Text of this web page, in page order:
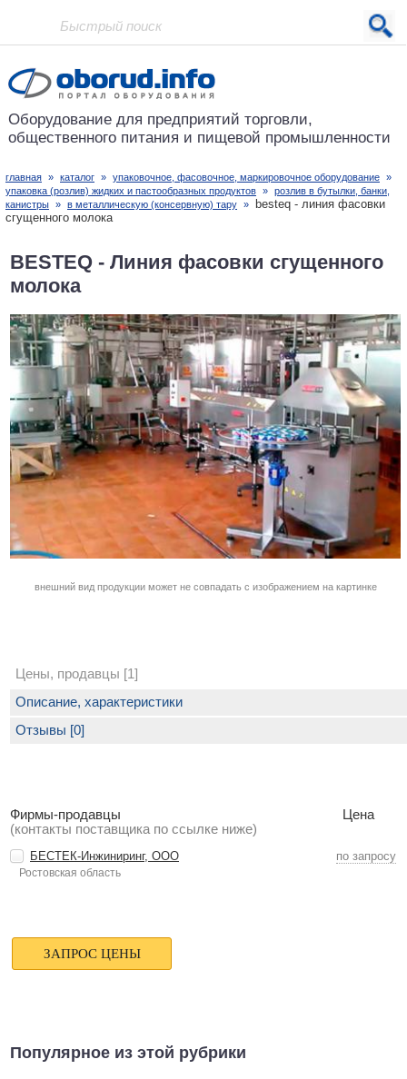
Проект основан в 2001 году
Оборудование для предприятий торговли,
общественного питания и пищевой промышленности
главная » каталог » упаковочное, фасовочное, маркировочное оборудование »
упаковка (розлив) жидких и пастообразных продуктов » розлив в бутылки, банки,
канистры » в металлическую (консервную) тару »
besteq - линия фасовки
сгущенного молока
BESTEQ - Линия фасовки сгущенного
молока
внешний вид продукции может не совпадать с изображением на картинке
Цены, продавцы [1]
Фирмы-продавцы
(контакты поставщика по ссылке ниже)
Цена
БЕСТЕК-Инжиниринг, ООО по запросу
Ростовская область
Описание, характеристики
Отзывы [0]
Популярное из этой рубрики